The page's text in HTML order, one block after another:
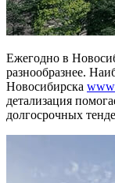
Ежегодно в
разнообразнее.
Новосибирска
детализация
долгосрочных